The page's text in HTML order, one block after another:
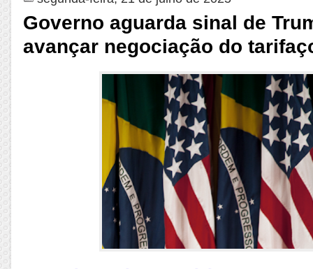
Governo aguarda sinal de
avançar negociação do